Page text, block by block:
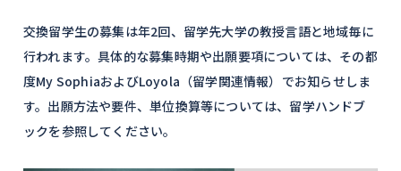
交換留学生の募集は年2回、留学先大学の教授言語と地域毎に
行われます。具体的な募集時期や出願要項については、その都
度My SophiaおよびLoyola（留学関連情報）でお知らせしま
す。出願方法や要件、単位換算等については、留学ハンドブ
ックを参照してください。